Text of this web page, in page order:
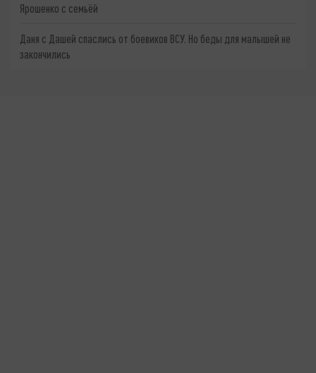
Ярошенко с семьёй
Даня с Дашей спаслись от боевиков ВСУ. Но беды для малышей не
закончились